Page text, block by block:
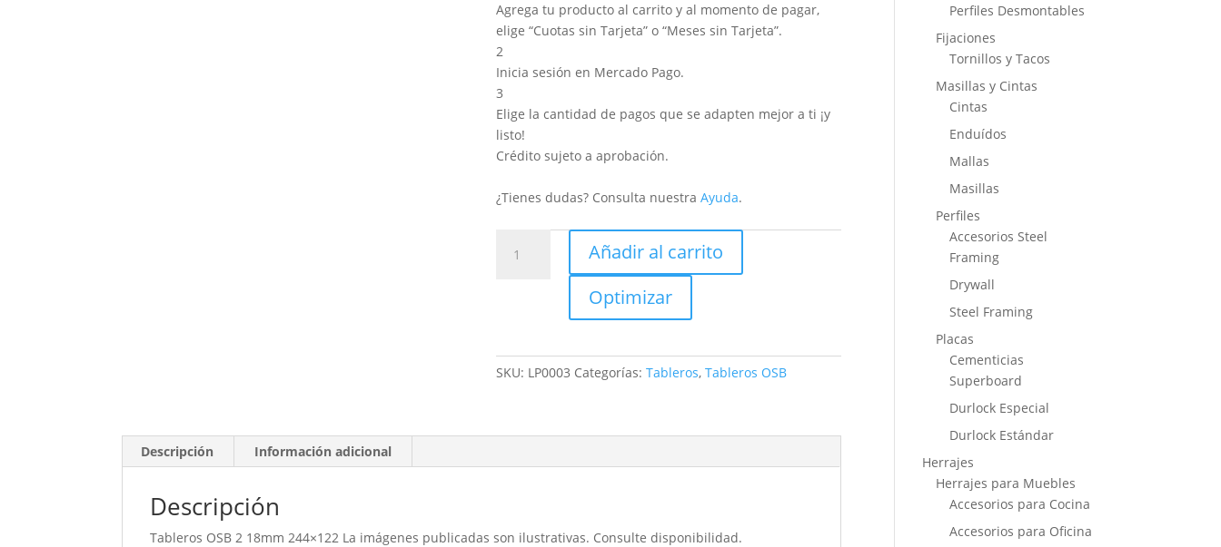
Agrega tu producto al carrito y al momento de pagar,
elige “Cuotas sin Tarjeta” o “Meses sin Tarjeta”.
2
Inicia sesión en Mercado Pago.
3
Elige la cantidad de pagos que se adapten mejor a ti ¡y
listo!
Crédito sujeto a aprobación.
¿Tienes dudas? Consulta nuestraAyuda.
OSB
Añadir al carrito
Optimizar
SKU: LP0003 Categorías:Tableros,Tableros OSB
Descripción Información adicional
Descripción
Tableros OSB 2 18mm 244×122 La imágenes publicadas son ilustrativas. Consulte disponibilidad.
Perfiles Desmontables
Fijaciones
Tornillos y Tacos
Masillas y Cintas
Cintas
Enduídos
Mallas
Masillas
Perfiles
Accesorios Steel
Framing
Drywall
Steel Framing
Placas
Cementicias
Superboard
Durlock Especial
Durlock Estándar
Herrajes
Herrajes para Muebles
Accesorios para Cocina
Accesorios para Oficina